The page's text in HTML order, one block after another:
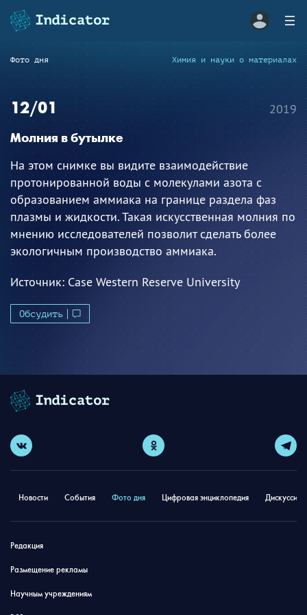
Фото дня Химия и науки о материалах
12/01
Молния в бутылке
На этом снимке вы видите взаимодействие
протонированной воды с молекулами азота с
образованием аммиака на границе раздела фаз
плазмы и жидкости. Такая искусственная молния по
мнению исследователей позволит сделать более
экологичным производство аммиака.
Источник:Case Western Reserve University
Обсудить
2019
Новости События Фото дня Цифровая энциклопедия
Редакция
Размещение рекламы
Научным учреждениям